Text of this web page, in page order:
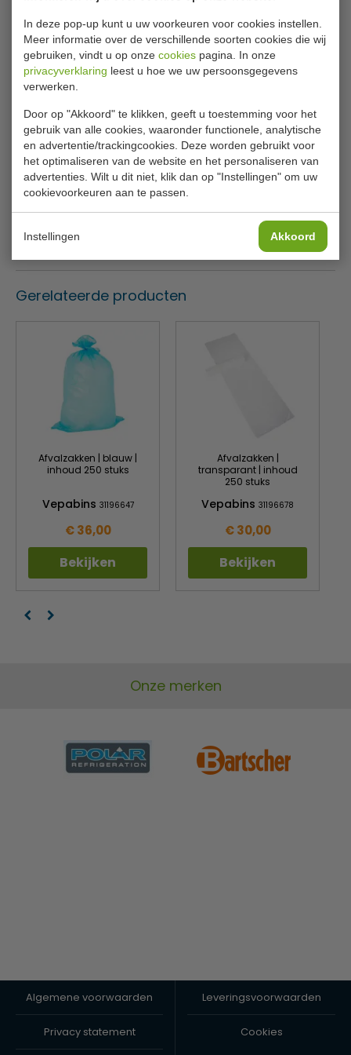
In deze pop-up kunt u uw voorkeuren voor cookies instellen.
Meer informatie over de verschillende soorten cookies die wij
gebruiken, vindt u op onze cookies pagina. In onze
privacyverklaring leest u hoe we uw persoonsgegevens
verwerken.
Door op "Akkoord" te klikken, geeft u toestemming voor het
gebruik van alle cookies, waaronder functionele, analytische
en advertentie/trackingcookies. Deze worden gebruikt voor
het optimaliseren van de website en het personaliseren van
advertenties. Wilt u dit niet, klik dan op "Instellingen" om uw
cookievoorkeuren aan te passen.
Instellingen Akkoord
RVS
Swingdeksel
Model
VB 404515
Nummer
31018765
Hoog x Ø
71 x 41 cm
Inhoud
75 liter
Kleur
Gerelateerde producten
Afvalzakken | blauw |
inhoud 250 stuks
Vepabins 31196647
€ 36,00
Bekijken
Afvalzakken |
transparant | inhoud
250 stuks
Vepabins 31196678
€ 30,00
Bekijken
Onze merken
Algemene voorwaarden Leveringsvoorwaarden
Privacy statement Cookies